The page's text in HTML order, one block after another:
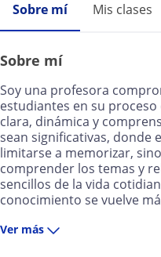
Sobre mí Mis clases
Sobre mí
Soy una profesora
estudiantes en su
clara, dinámica y
sean significativas, donde
limitarse a memorizar,
comprender los temas y
sencillos de la vida
conocimiento se vuelve
Ver más